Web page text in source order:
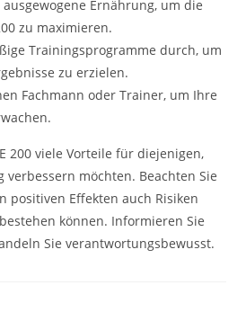
Ernährung, um die
zu maximieren.
Trainingsprogramme durch, um
zu erzielen.
Fachmann oder Trainer, um Ihre
200 viele Vorteile für diejenigen,
möchten. Beachten Sie
positiven Effekten auch Risiken
können. Informieren Sie
Sie verantwortungsbewusst.